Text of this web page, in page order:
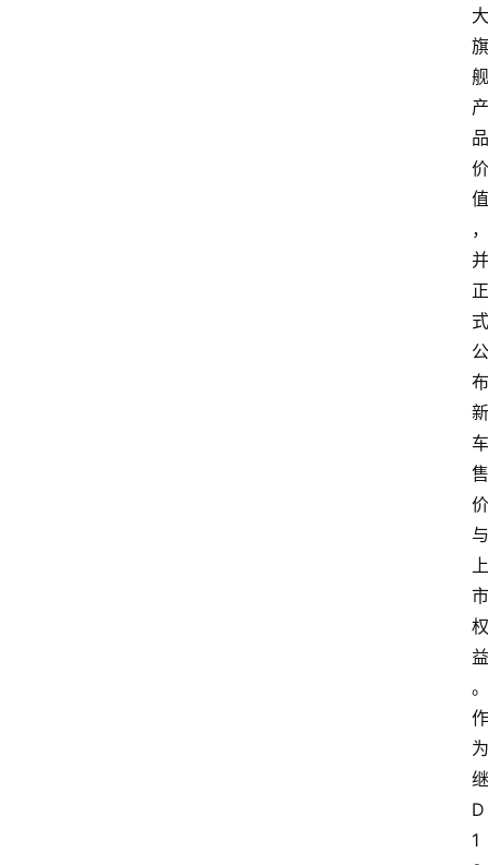
大
旗
舰
产
品
价
值
，
并
正
式
公
布
新
车
售
价
与
上
市
权
益
。
作
为
继
D
1